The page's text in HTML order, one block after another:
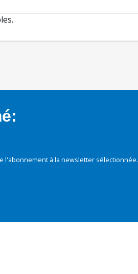
à la newsletter sélectionnée.